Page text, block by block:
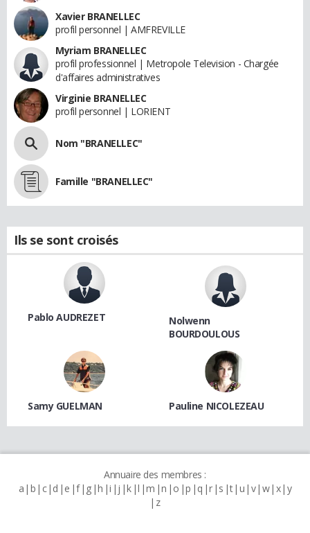
Xavier BRANELLEC
profil personnel | AMFREVILLE
Myriam BRANELLEC
profil professionnel | Metropole Television - Chargée
d'affaires administratives
Virginie BRANELLEC
profil personnel | LORIENT
Nom "BRANELLEC"
Famille "BRANELLEC"
Ils se sont croisés
Pablo AUDREZET
Nolwenn
BOURDOULOUS
Samy GUELMAN Pauline NICOLEZEAU
Annuaire des membres :
a b c d e f g h i j k l m n o p q r s t u v w x y
z